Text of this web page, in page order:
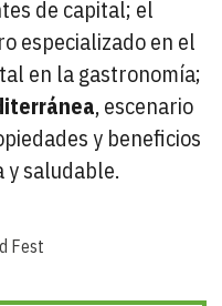
de capital; el
especializado en el
en la gastronomía;
, escenario
y beneficios
y saludable.
Fest